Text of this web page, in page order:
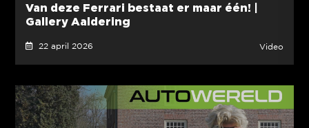
Van deze Ferrari bestaat er maar één! |
Gallery Aaldering
22 april 2026 Video